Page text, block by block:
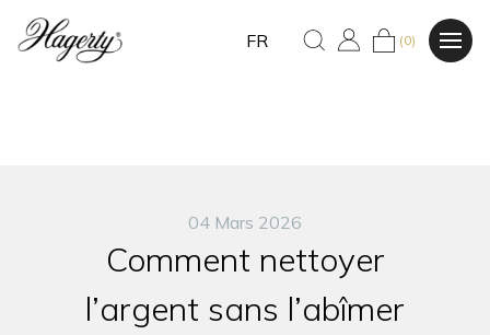
FR (0)
04 Mars 2026
Comment nettoyer
l’argent sans l’abîmer